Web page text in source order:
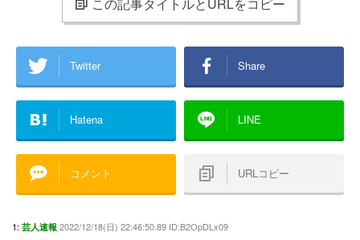
Twitter Share
Hatena LINE
コメント URLコピー
1: 芸人速報 2022/12/18(日) 22:46:50.89 ID:B2OpDLx09